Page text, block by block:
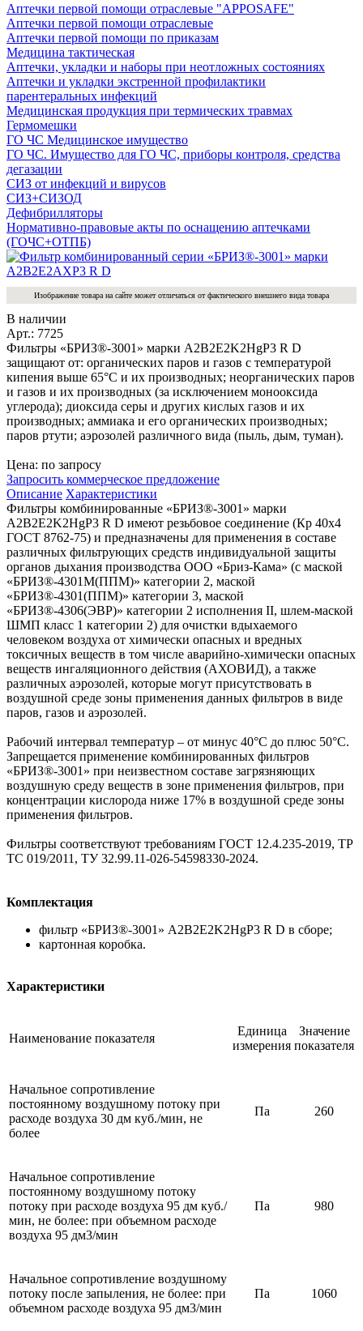
Аптечки первой помощи отраслевые "APPOSAFE"
Аптечки первой помощи отраслевые
Аптечки первой помощи по приказам
Медицина тактическая
Аптечки, укладки и наборы при неотложных состояниях
Аптечки и укладки экстренной профилактики
парентеральных инфекций
Медицинская продукция при термических травмах
Гермомешки
ГО ЧС Медицинское имущество
ГО ЧС. Имущество для ГО ЧС, приборы контроля, средства
дегазации
СИЗ от инфекций и вирусов
СИЗ+СИЗОД
Дефибрилляторы
Нормативно-правовые акты по оснащению аптечками
(ГОЧС+ОТПБ)
Изображение товара на сайте может отличаться от фактического внешнего вида товара
В наличии
Арт.: 7725
Фильтры «БРИЗ®-3001» марки A2В2Е2K2HgP3 R D
защищают от: органических паров и газов с температурой
кипения выше 65°С и их производных; неорганических паров
и газов и их производных (за исключением монооксида
углерода); диоксида серы и других кислых газов и их
производных; аммиака и его органических производных;
паров ртути; аэрозолей различного вида (пыль, дым, туман).
Цена: по запросу
Запросить коммерческое предложение
Описание Характеристики
Фильтры комбинированные «БРИЗ®-3001» марки
A2В2Е2K2HgP3 R D имеют резьбовое соединение (Кр 40х4
ГОСТ 8762-75) и предназначены для применения в составе
различных фильтрующих средств индивидуальной защиты
органов дыхания производства ООО «Бриз-Кама» (с маской
«БРИЗ®-4301М(ППМ)» категории 2, маской
«БРИЗ®-4301(ППМ)» категории 3, маской
«БРИЗ®-4306(ЭВР)» категории 2 исполнения II, шлем-маской
ШМП класс 1 категории 2) для очистки вдыхаемого
человеком воздуха от химически опасных и вредных
токсичных веществ в том числе аварийно-химически опасных
веществ ингаляционного действия (АХОВИД), а также
различных аэрозолей, которые могут присутствовать в
воздушной среде зоны применения данных фильтров в виде
паров, газов и аэрозолей.
Рабочий интервал температур – от минус 40°С до плюс 50°С.
Запрещается применение комбинированных фильтров
«БРИЗ®-3001» при неизвестном составе загрязняющих
воздушную среду веществ в зоне применения фильтров, при
концентрации кислорода ниже 17% в воздушной среде зоны
применения фильтров.
Фильтры соответствуют требованиям ГОСТ 12.4.235-2019, ТР
ТС 019/2011, ТУ 32.99.11-026-54598330-2024.
Комплектация
фильтр «БРИЗ®-3001» A2В2Е2K2HgP3 R D в сборе;
картонная коробка.
Характеристики
Наименование показателя
Единица
измерения
Значение
показателя
Начальное сопротивление
постоянному воздушному потоку при
расходе воздуха 30 дм куб./мин, не
более
Па 260
Начальное сопротивление
постоянному воздушному потоку
потоку при расходе воздуха 95 дм куб./
мин, не более: при объемном расходе
воздуха 95 дм3/мин
Па 980
Начальное сопротивление воздушному
потоку после запыления, не более: при
объемном расходе воздуха 95 дм3/мин
Па 1060